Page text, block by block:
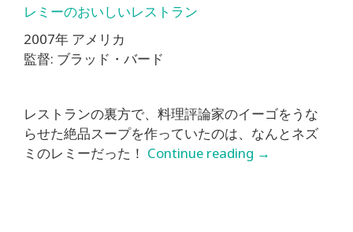
レミーのおいしいレストラン
2007年 アメリカ
監督: ブラッド・バード
レストランの裏方で、料理評論家のイーゴをうな
らせた絶品スープを作っていたのは、なんとネズ
ミのレミーだった！ Continue reading →